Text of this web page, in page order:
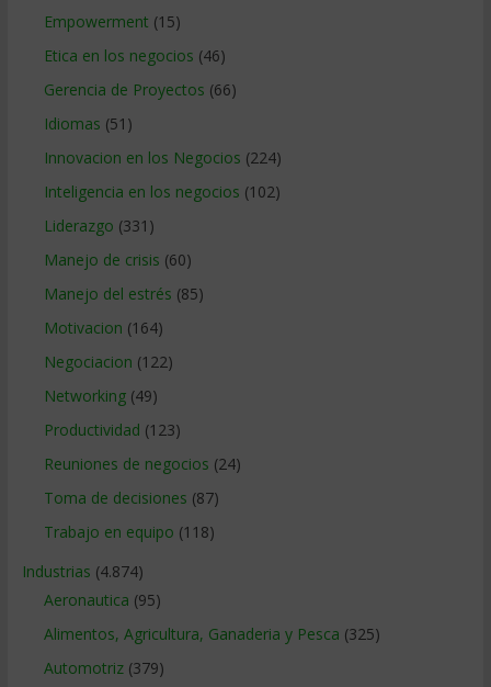
Empowerment (15)
Etica en los negocios (46)
Gerencia de Proyectos (66)
Idiomas (51)
Innovacion en los Negocios (224)
Inteligencia en los negocios (102)
Liderazgo (331)
Manejo de crisis (60)
Manejo del estrés (85)
Motivacion (164)
Negociacion (122)
Networking(49)
Productividad (123)
Reuniones de negocios (24)
Toma de decisiones (87)
Trabajo en equipo (118)
Industrias (4.874)
Aeronautica (95)
Alimentos, Agricultura, Ganaderia y Pesca (325)
Automotriz(379)